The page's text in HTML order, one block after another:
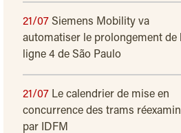
21/07 Siemens Mobility va
automatiser le prolongement de
ligne 4 de São Paulo
21/07 Le calendrier de mise en
concurrence des trams
par IDFM